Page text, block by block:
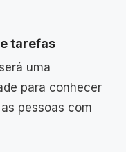
tarefas
uma
para conhecer
pessoas com